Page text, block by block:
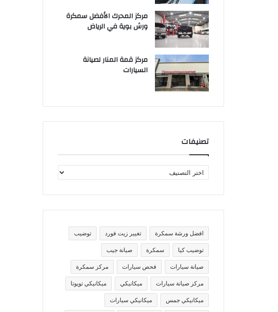
مركز المحرك الأفضل سمكرة
ورش بوية في الرياض
مركز قمة المنار لصيانة
السيارات
تصنيفات
ص
ف
تافضل ورشة سمكرة تغيير زيت فورد توضيب
توضيب كيا سمكرة صيانة جيب
صيانة سيارات فحص سيارات مركز سمكرة
مركز صيانة سيارات ميكانيكي ميكانيكي تويوتا
ميكانيكي جمس ميكانيكي سيارات